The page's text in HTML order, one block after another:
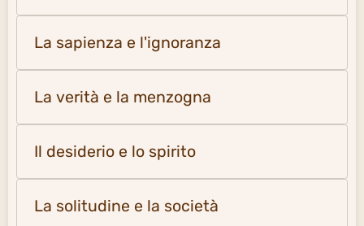
La sapienza e l'ignoranza
La verità e la menzogna
Il desiderio e lo spirito
La solitudine e la società